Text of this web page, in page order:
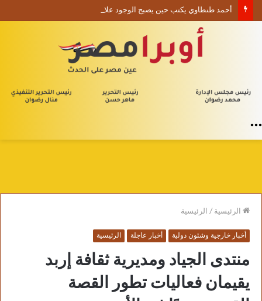
أحمد طنطاوي يكتب حين يصبح الوجود علامة استفهام
الرئيسية/الرئيسية
أخبار خارجية وشئون دولية أخبار عاجلة الرئيسية
منتدى الجياد ومديرية ثقافة إربد
يقيمان فعاليات تطور القصة